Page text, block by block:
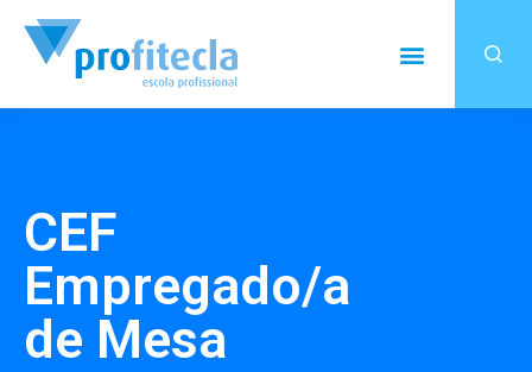
CEF
Empregado/a
de Mesa